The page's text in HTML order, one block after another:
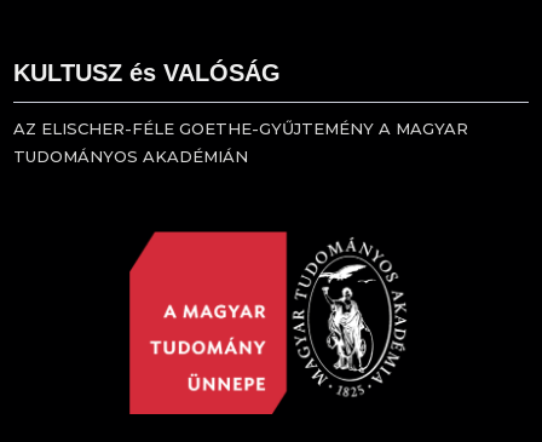
KULTUSZ és VALÓSÁG
AZ ELISCHER-FÉLE GOETHE-GYŰJTEMÉNY A MAGYAR
TUDOMÁNYOS AKADÉMIÁN